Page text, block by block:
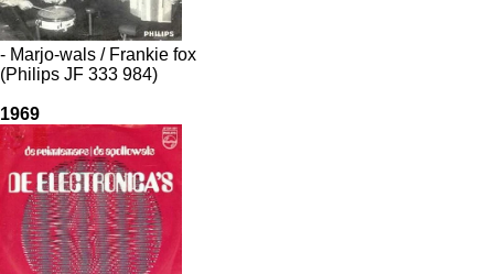
- Marjo-wals / Frankie fox
(Philips JF 333 984)
1969